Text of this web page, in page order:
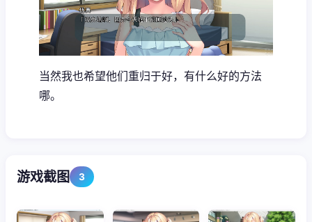
当然我也希望他们重归于好，有什么好的方法
哪。
游戏截图 3